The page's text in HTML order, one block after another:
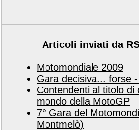
Articoli inviati da
Motomondiale 2009
Gara decisiva... forse
Contendenti al titolo di
mondo della MotoGP
7° Gara del
Montmelò)